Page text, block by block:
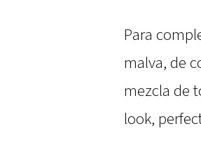
Para
malva, de
mezcla de
look,